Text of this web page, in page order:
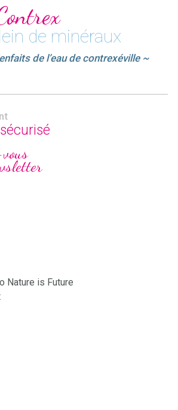
de minéraux
de l’eau de contrexéville ~
Nature is Future